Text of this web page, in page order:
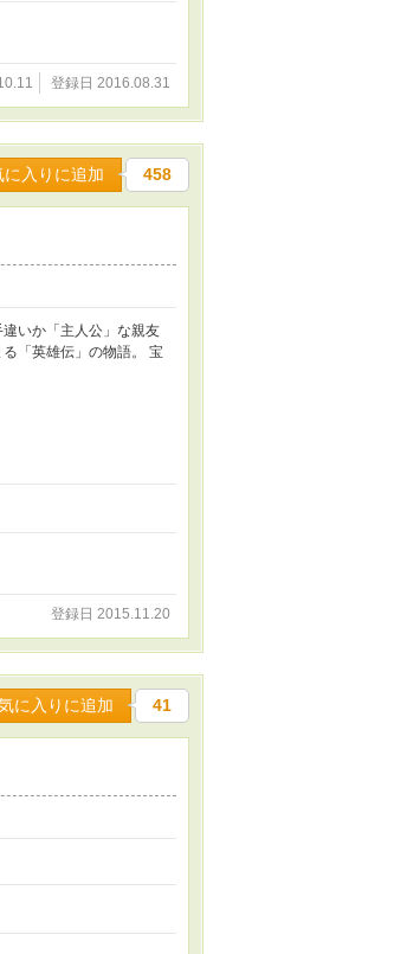
登録日 2016.08.31
に入りに追加 458
いか「主人公」な親友
「英雄伝」の物語。 宝
登録日 2015.11.20
に入りに追加 41